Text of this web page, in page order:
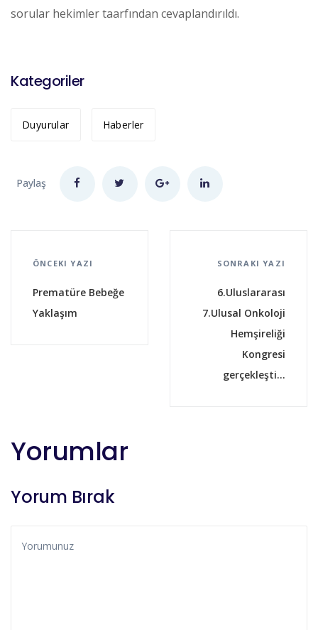
sorular hekimler taarfından cevaplandırıldı.
Kategoriler
Duyurular Haberler
Paylaş
ÖNCEKI YAZI
Prematüre Bebeğe
Yaklaşım
SONRAKI YAZI
6.Uluslararası
7.Ulusal Onkoloji
Hemşireliği
Kongresi
gerçekleşti...
Yorumlar
Yorum Bırak